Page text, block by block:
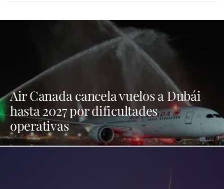
Air Canada cancela vuelos a Dubái
hasta 2027 por dificultades
operativas